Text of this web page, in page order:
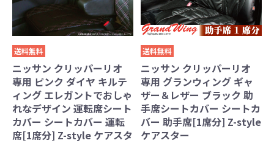
送料無料
ニッサン クリッパーリオ
専用 ピンク ダイヤ キルテ
ィング エレガントでおしゃ
れなデザイン 運転席シート
カバー シートカバー 運転
席[1席分] Z-style ケアスタ
送料無料
ニッサン クリッパーリオ
専用 グランウィング ギャ
ザー＆レザー ブラック 助
手席シートカバー シートカ
バー 助手席[1席分] Z-style
ケアスター